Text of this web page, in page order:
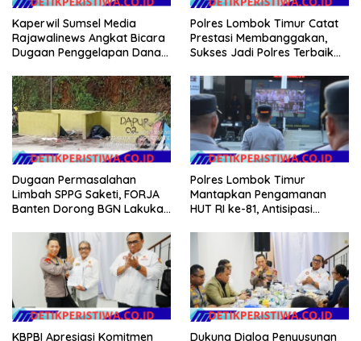
Kaperwil Sumsel Media
Rajawalinews Angkat Bicara
Dugaan Penggelapan Dana
Argomulyo Belitang Jaya
Hilang 3 Bulan Bawa
Anggaran Pembangunan
Polres Lombok Timur Catat
Prestasi Membanggakan,
Sukses Jadi Polres Terbaik
NTB
Dugaan Permasalahan
Limbah SPPG Saketi, FORJA
Banten Dorong BGN Lakukan
Polres Lombok Timur
Mantapkan Pengamanan
HUT RI ke-81, Antisipasi
Agenda Kapolri
KBPBI Apresiasi Komitmen
Dukung Dialog Penyusunan